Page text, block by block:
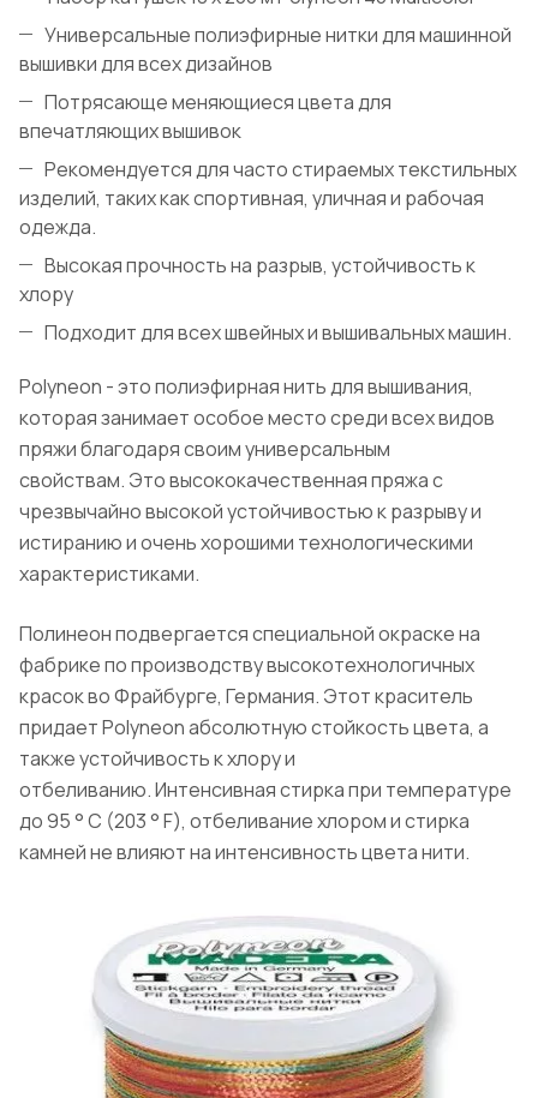
Универсальные полиэфирные нитки для машинной
вышивки для всех дизайнов
Потрясающе меняющиеся цвета для
впечатляющих вышивок
Рекомендуется для часто стираемых текстильных
изделий, таких как спортивная, уличная и рабочая
одежда.
Высокая прочность на разрыв, устойчивость к
хлору
Подходит для всех швейных и вышивальных машин.
Polyneon - это полиэфирная нить для вышивания,
которая занимает особое место среди всех видов
пряжи благодаря своим универсальным
свойствам. Это высококачественная пряжа с
чрезвычайно высокой устойчивостью к разрыву и
истиранию и очень хорошими технологическими
характеристиками.
Полинеон подвергается специальной окраске на
фабрике по производству высокотехнологичных
красок во Фрайбурге, Германия. Этот краситель
придает Polyneon абсолютную стойкость цвета, а
также устойчивость к хлору и
отбеливанию. Интенсивная стирка при температуре
до 95 ° C (203 ° F), отбеливание хлором и стирка
камней не влияют на интенсивность цвета нити.